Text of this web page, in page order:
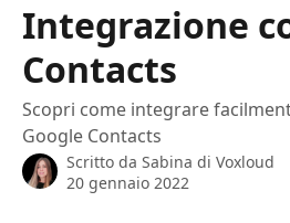
Integrazione
Contacts
Scopri come integrare
Google Contacts
Scritto da Sabina di Voxloud
20 gennaio 2022